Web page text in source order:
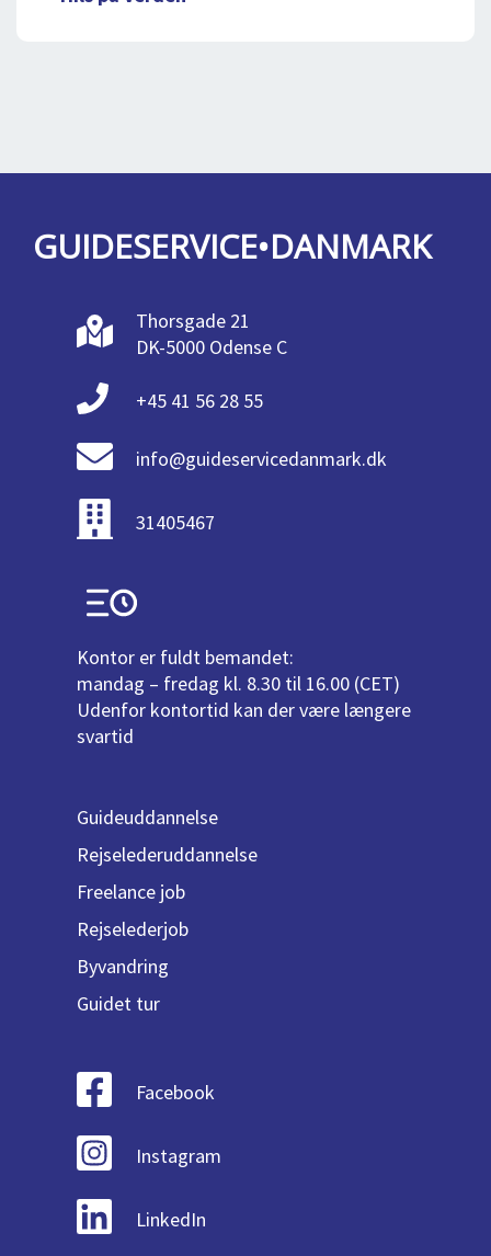
GUIDESERVICE•DANMARK
Thorsgade 21
DK-5000 Odense C
+45 41 56 28 55
info@guideservicedanmark.dk
31405467
Kontor er fuldt bemandet:
mandag – fredag kl. 8.30 til 16.00 (CET)
Udenfor kontortid kan der være længere
svartid
Guideuddannelse
Rejselederuddannelse
Freelance job
Rejselederjob
Byvandring
Guidet tur
Facebook
Instagram
LinkedIn